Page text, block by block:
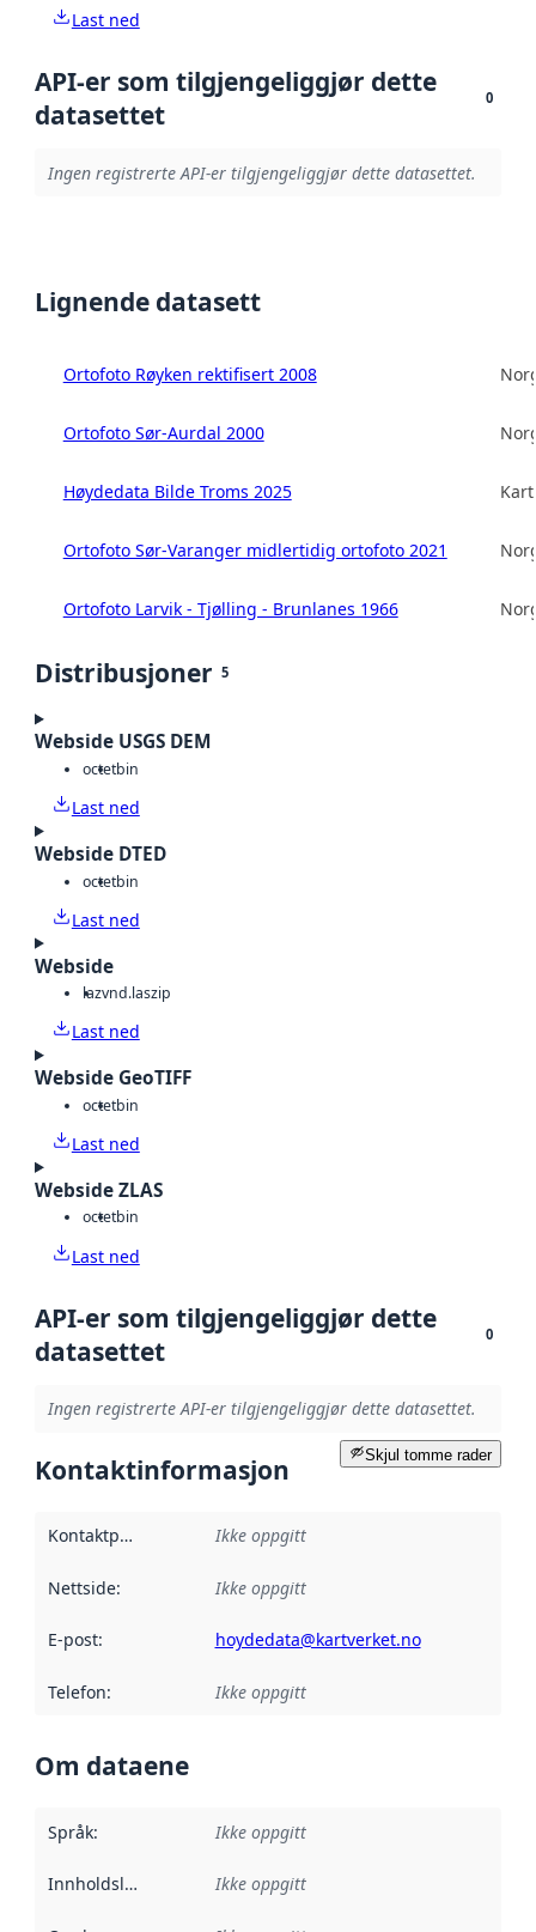
Last ned
API-er som tilgjengeliggjør dette
datasettet
0
Ingen registrerte API-er tilgjengeliggjør dette datasettet.
Lignende datasett
Ortofoto Røyken rektifisert 2008
Ortofoto Sør-Aurdal 2000
Høydedata Bilde Troms 2025
Ortofoto Sør-Varanger midlertidig ortofoto 2021
Ortofoto Larvik - Tjølling - Brunlanes 1966
Distribusjoner 5
Webside USGS DEM
octetbin
Last ned
Webside DTED
octetbin
Last ned
Webside
lazvnd.laszip
Last ned
Webside GeoTIFF
octetbin
Last ned
Webside ZLAS
octetbin
Last ned
API-er som tilgjengeliggjør dette
datasettet
0
Ingen registrerte API-er tilgjengeliggjør dette datasettet.
Skjul tomme rader
Kontaktinformasjon
Kontaktpunkt Ikke oppgitt
Nettside: Ikke oppgitt
E-post: hoydedata@kartverket.no
Telefon: Ikke oppgitt
Om dataene
Språk: Ikke oppgitt
Innholdsleverandører :
Ikke oppgitt